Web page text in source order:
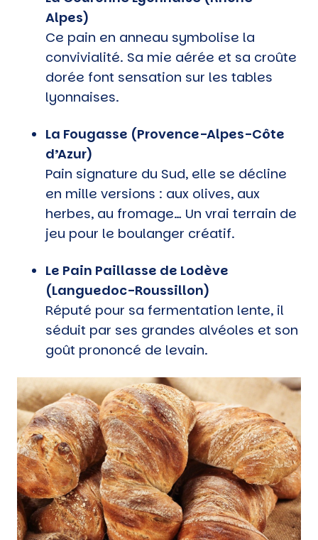
Alpes)
Ce pain en anneau symbolise la
convivialité. Sa mie aérée et sa croûte
dorée font sensation sur les tables
lyonnaises.
La Fougasse (Provence-Alpes-Côte
d’Azur)
Pain signature du Sud, elle se décline
en mille versions : aux olives, aux
herbes, au fromage… Un vrai terrain de
jeu pour le boulanger créatif.
Le Pain Paillasse de Lodève
(Languedoc-Roussillon)
Réputé pour sa fermentation lente, il
séduit par ses grandes alvéoles et son
goût prononcé de levain.